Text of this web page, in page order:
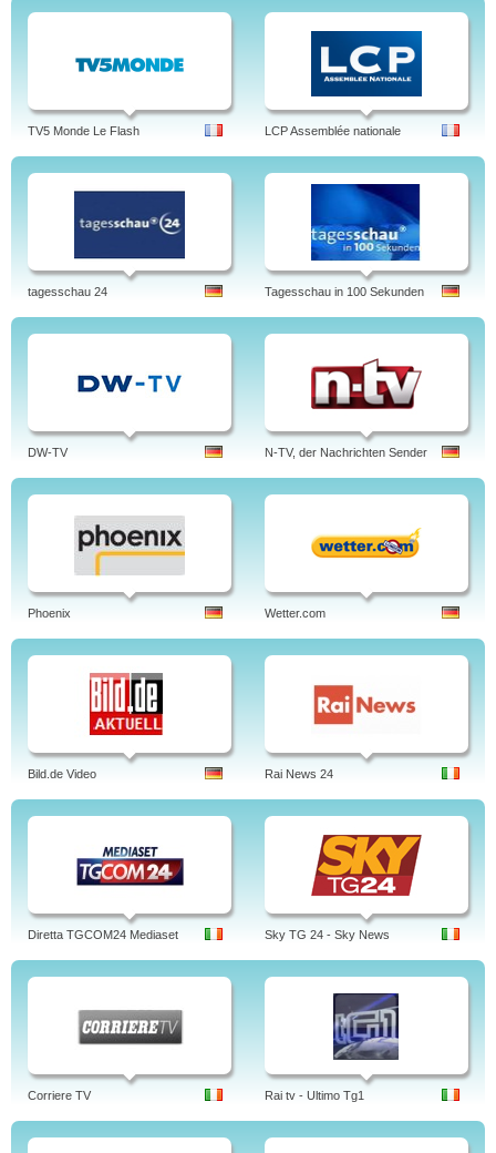
TV5 Monde Le Flash LCP Assemblée nationale
tagesschau 24 Tagesschau in 100 Sekunden
DW-TV N-TV, der Nachrichten Sender
Phoenix Wetter.com
Bild.de Video Rai News 24
Diretta TGCOM24 Mediaset Sky TG 24 - Sky News
Corriere TV Rai tv - Ultimo Tg1